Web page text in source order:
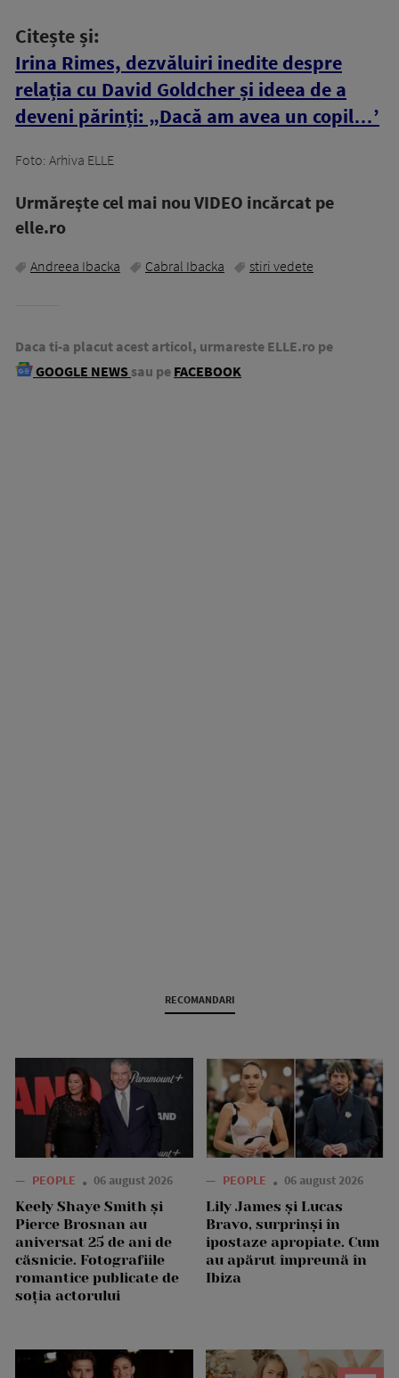
Citește și:
Irina Rimes, dezvăluiri inedite despre
relația cu David Goldcher și ideea de a
deveni părinți: „Dacă am avea un copil…’
Foto: Arhiva ELLE
Urmăreşte cel mai nou VIDEO incărcat pe
elle.ro
Andreea Ibacka Cabral Ibacka stiri vedete
Daca ti-a placut acest articol, urmareste ELLE.ro pe
GOOGLE NEWS sau pe FACEBOOK
RECOMANDARI
— PEOPLE 06 august 2026
Keely Shaye Smith și
Pierce Brosnan au
aniversat 25 de ani de
căsnicie. Fotografiile
romantice publicate de
soția actorului
— PEOPLE 06 august 2026
Lily James și Lucas
Bravo, surprinși în
ipostaze apropiate. Cum
au apărut împreună în
Ibiza